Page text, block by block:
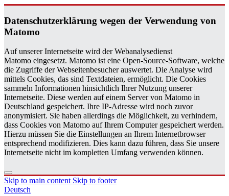
Daten­schutzerklärung wegen der Ver­wen­dung von
Matomo
Auf unserer Internetseite wird der Webanalysedienst
Matomo eingesetzt. Matomo ist eine Open-Source-Software, welche
die Zugriffe der Webseitenbesucher auswertet. Die Analyse wird
mittels Cookies, das sind Textdateien, ermöglicht. Die Cookies
sammeln Informationen hinsichtlich Ihrer Nutzung unserer
Internetseite. Diese werden auf einem Server von Matomo in
Deutschland gespeichert. Ihre IP-Adresse wird noch zuvor
anonymisiert. Sie haben allerdings die Möglichkeit, zu verhindern,
dass Cookies von Matomo auf Ihrem Computer gespeichert werden.
Hierzu müssen Sie die Einstellungen an Ihrem Internetbrowser
entsprechend modifizieren. Dies kann dazu führen, dass Sie unsere
Internetseite nicht im kompletten Umfang verwenden können.
Skip to main content Skip to footer
Deutsch